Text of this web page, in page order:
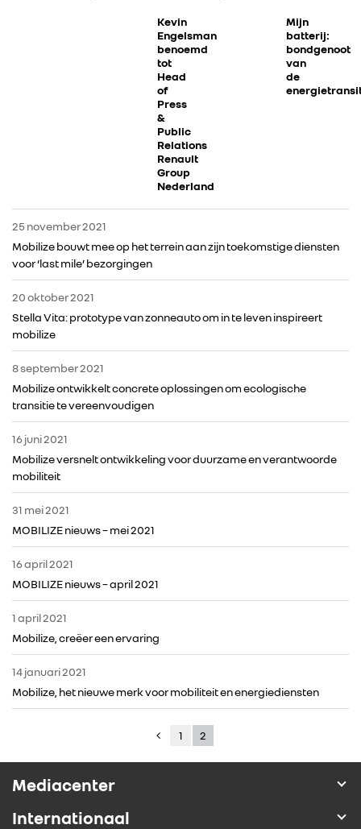
FOTO’S & VIDEO’S
IN DE MEDIA
Kevin
Engelsman
benoemd
tot
Head
of
Press
&
Public
Relations
Renault
Group
Nederland
Mijn
batterij:
bondgenoot
van
de
25 november 2021
Mobilize bouwt mee op het terrein aan zijn toekomstige diensten
voor ‘last mile’ bezorgingen
20 oktober 2021
Stella Vita: prototype van zonneauto om in te leven inspireert
mobilize
8 september 2021
Mobilize ontwikkelt concrete oplossingen om ecologische
transitie te vereenvoudigen
16 juni 2021
Mobilize versnelt ontwikkeling voor duurzame en verantwoorde
mobiliteit
31 mei 2021
MOBILIZE nieuws – mei 2021
16 april 2021
MOBILIZE nieuws – april 2021
1 april 2021
Mobilize, creëer een ervaring
14 januari 2021
Mobilize, het nieuwe merk voor mobiliteit en energiediensten
1 2
Mediacenter
Internationaal